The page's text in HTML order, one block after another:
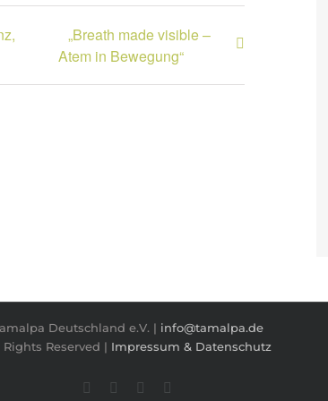
„Breath made visible –
Atem in Bewegung“
Deutschland e.V. | info@tamalpa.de
Reserved | Impressum & Datenschutz
Facebook
TwitterInstagram